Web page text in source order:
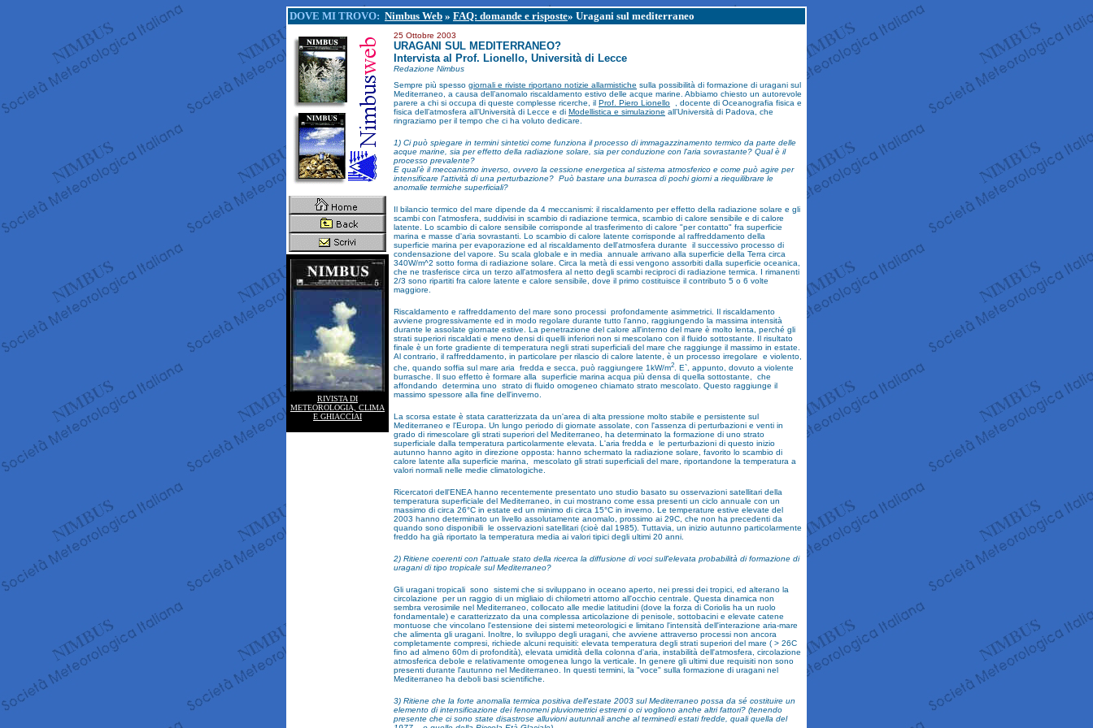
DOVE MI TROVO: Nimbus Web » FAQ: domande e risposte» Uragani sul mediterraneo
RIVISTA DI
METEOROLOGIA, CLIMA
E GHIACCIAI
25 Ottobre 2003
URAGANI SUL MEDITERRANEO?
Intervista al Prof. Lionello, Università di Lecce
Redazione Nimbus
Sempre più spesso giornali e riviste riportano notizie allarmistiche sulla possibilità di formazione di uragani sul
Mediterraneo, a causa dell’anomalo riscaldamento estivo delle acque marine. Abbiamo chiesto un autorevole
parere a chi si occupa di queste complesse ricerche, il Prof. Piero Lionello , docente di Oceanografia fisica e
fisica dell’atmosfera all’Università di Lecce e di Modellistica e simulazione all’Università di Padova, che
ringraziamo per il tempo che ci ha voluto dedicare.
1) Ci può spiegare in termini sintetici come funziona il processo di immagazzinamento termico da parte delle
acque marine, sia per effetto della radiazione solare, sia per conduzione con l'aria sovrastante? Qual è il
processo prevalente?
E qual’è il meccanismo inverso, ovvero la cessione energetica al sistema atmosferico e come può agire per
intensificare l'attività di una perturbazione? Può bastare una burrasca di pochi giorni a riequilibrare le
anomalie termiche superficiali?
Il bilancio termico del mare dipende da 4 meccanismi: il riscaldamento per effetto della radiazione solare e gli
scambi con l'atmosfera, suddivisi in scambio di radiazione termica, scambio di calore sensibile e di calore
latente. Lo scambio di calore sensibile corrisponde al trasferimento di calore "per contatto" fra superficie
marina e masse d'aria sovrastanti. Lo scambio di calore latente corrisponde al raffreddamento della
superficie marina per evaporazione ed al riscaldamento dell'atmosfera durante il successivo processo di
condensazione del vapore. Su scala globale e in media annuale arrivano alla superficie della Terra circa
340W/m^2 sotto forma di radiazione solare. Circa la metà di essi vengono assorbiti dalla superficie oceanica,
che ne trasferisce circa un terzo all'atmosfera al netto degli scambi reciproci di radiazione termica. I rimanenti
2/3 sono ripartiti fra calore latente e calore sensibile, dove il primo costituisce il contributo 5 o 6 volte
maggiore.
Riscaldamento e raffreddamento del mare sono processi profondamente asimmetrici. Il riscaldamento
avviene progressivamente ed in modo regolare durante tutto l'anno, raggiungendo la massima intensità
durante le assolate giornate estive. La penetrazione del calore all'interno del mare è molto lenta, perché gli
strati superiori riscaldati e meno densi di quelli inferiori non si mescolano con il fluido sottostante. Il risultato
finale è un forte gradiente di temperatura negli strati superficiali del mare che raggiunge il massimo in estate.
Al contrario, il raffreddamento, in particolare per rilascio di calore latente, è un processo irregolare e violento,
che, quando soffia sul mare aria fredda e secca, può raggiungere 1kW/m2. E`, appunto, dovuto a violente
burrasche. Il suo effetto è formare alla superficie marina acqua più densa di quella sottostante, che
affondando determina uno strato di fluido omogeneo chiamato strato mescolato. Questo raggiunge il
massimo spessore alla fine dell'inverno.
La scorsa estate è stata caratterizzata da un'area di alta pressione molto stabile e persistente sul
Mediterraneo e l'Europa. Un lungo periodo di giornate assolate, con l'assenza di perturbazioni e venti in
grado di rimescolare gli strati superiori del Mediterraneo, ha determinato la formazione di uno strato
superficiale dalla temperatura particolarmente elevata. L'aria fredda e le perturbazioni di questo inizio
autunno hanno agito in direzione opposta: hanno schermato la radiazione solare, favorito lo scambio di
calore latente alla superficie marina, mescolato gli strati superficiali del mare, riportandone la temperatura a
valori normali nelle medie climatologiche.
Ricercatori dell'ENEA hanno recentemente presentato uno studio basato su osservazioni satellitari della
temperatura superficiale del Mediterraneo, in cui mostrano come essa presenti un ciclo annuale con un
massimo di circa 26°C in estate ed un minimo di circa 15°C in inverno. Le temperature estive elevate del
2003 hanno determinato un livello assolutamente anomalo, prossimo ai 29C, che non ha precedenti da
quando sono disponibili le osservazioni satellitari (cioè dal 1985). Tuttavia, un inizio autunno particolarmente
freddo ha già riportato la temperatura media ai valori tipici degli ultimi 20 anni.
2) Ritiene coerenti con l'attuale stato della ricerca la diffusione di voci sull'elevata probabilità di formazione di
uragani di tipo tropicale sul Mediterraneo?
Gli uragani tropicali sono sistemi che si sviluppano in oceano aperto, nei pressi dei tropici, ed alterano la
circolazione per un raggio di un migliaio di chilometri attorno all'occhio centrale. Questa dinamica non
sembra verosimile nel Mediterraneo, collocato alle medie latitudini (dove la forza di Coriolis ha un ruolo
fondamentale) e caratterizzato da una complessa articolazione di penisole, sottobacini e elevate catene
montuose che vincolano l'estensione dei sistemi meteorologici e limitano l'intensità dell'interazione aria-mare
che alimenta gli uragani. Inoltre, lo sviluppo degli uragani, che avviene attraverso processi non ancora
completamente compresi, richiede alcuni requisiti: elevata temperatura degli strati superiori del mare ( > 26C
fino ad almeno 60m di profondità), elevata umidità della colonna d'aria, instabilità dell'atmosfera, circolazione
atmosferica debole e relativamente omogenea lungo la verticale. In genere gli ultimi due requisiti non sono
presenti durante l'autunno nel Mediterraneo. In questi termini, la "voce" sulla formazione di uragani nel
Mediterraneo ha deboli basi scientifiche.
3) Ritiene che la forte anomalia termica positiva dell'estate 2003 sul Mediterraneo possa da sé costituire un
elemento di intensificazione dei fenomeni pluviometrici estremi o ci vogliono anche altri fattori? (tenendo
presente che ci sono state disastrose alluvioni autunnali anche al terminedi estati fredde, quali quella del